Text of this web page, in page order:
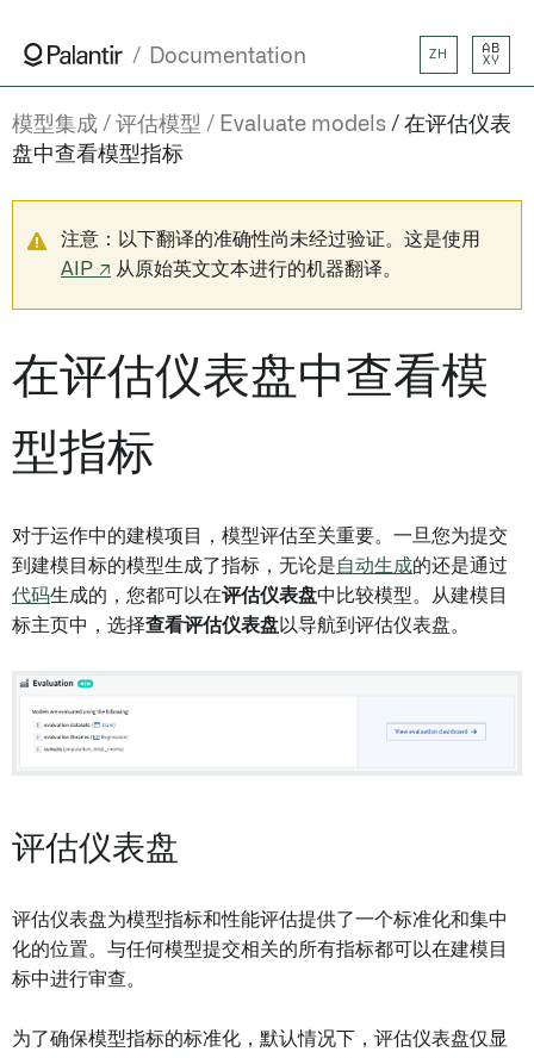
Documentation ZH
AB
XY
模型集成 评估模型 Evaluate models
在评估仪表
盘中查看模型指标
注意：以下翻译的准确性尚未经过验证。这是使用
AIP ↗ 从原始英文文本进行的机器翻译。
在评估仪表盘中查看模
型指标
对于运作中的建模项目，模型评估至关重要。一旦您为提交
到建模目标的模型生成了指标，无论是自动生成的还是通过
代码生成的，您都可以在评估仪表盘中比较模型。从建模目
标主页中，选择查看评估仪表盘以导航到评估仪表盘。
评估仪表盘
评估仪表盘为模型指标和性能评估提供了一个标准化和集中
化的位置。与任何模型提交相关的所有指标都可以在建模目
标中进行审查。
为了确保模型指标的标准化，默认情况下，评估仪表盘仅显